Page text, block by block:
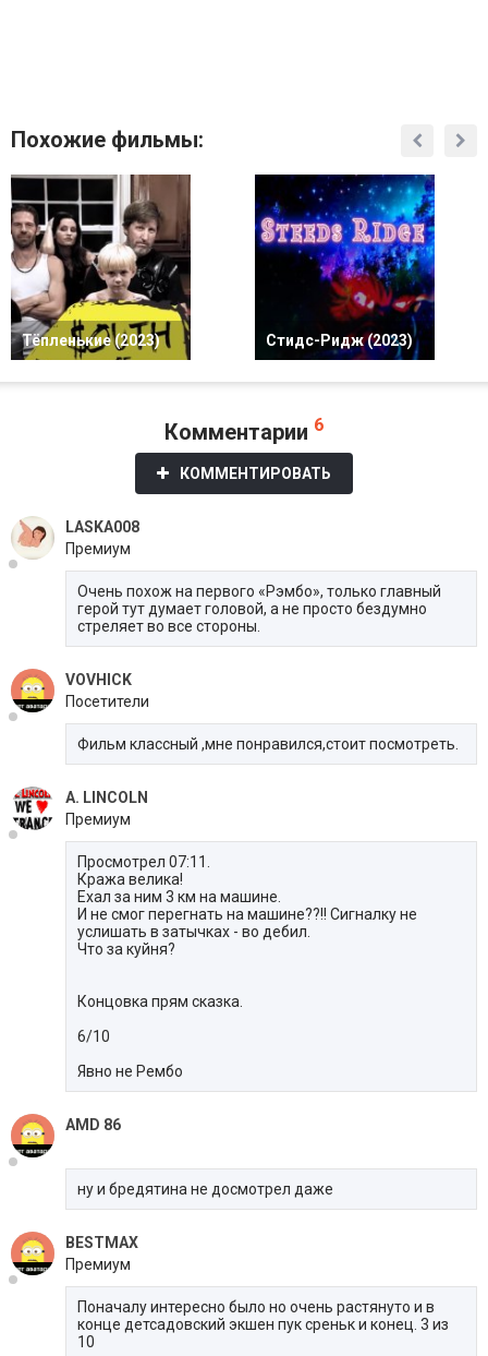
Похожие фильмы:
Тёпленькие (2023) Стидс-Ридж (2023)
Комментарии 6
КОММЕНТИРОВАТЬ
LASKA008
Премиум
Очень похож на первого «Рэмбо», только главный
герой тут думает головой, а не просто бездумно
стреляет во все стороны.
VOVHICK
Посетители
Фильм классный ,мне понравился,стоит посмотреть.
A. LINCOLN
Премиум
Просмотрел 07:11.
Кража велика!
Ехал за ним 3 км на машине.
И не смог перегнать на машине??!! Сигналку не
услишать в затычках - во дебил.
Что за куйня?
Концовка прям сказка.
6/10
Явно не Рембо
AMD 86
ну и бредятина не досмотрел даже
BESTMAX
Премиум
Поначалу интересно было но очень растянуто и в
конце детсадовский экшен пук среньк и конец. 3 из
10